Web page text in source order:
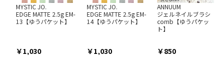
MYSTIC JO.
EDGE MATTE 2.5g EM-
13【ゆうパケット】
1,030
MYSTIC JO.
EDGE MATTE 2.5g EM-
14【ゆうパケット】
1,030
ANNUUM
ジェルネイルブラシ
comb【ゆうパケッ
ト】
850